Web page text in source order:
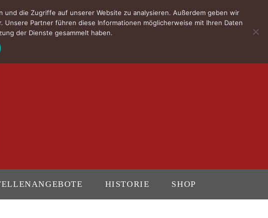
HISTORIE SHOP
die Zugriffe auf unserer Website zu analysieren. Außerdem geben wir
Partner führen diese Informationen möglicherweise mit Ihren Daten
der Dienste gesammelt haben.